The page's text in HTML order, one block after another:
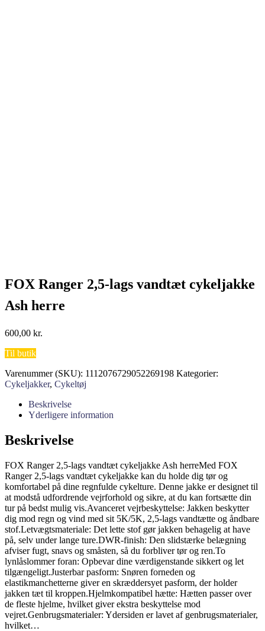
FOX Ranger 2,5-lags vandtæt cykeljakke
Ash herre
600,00 kr.
Til butik
Varenummer (SKU): 1112076729052269198 Kategorier:
Cykeljakker, Cykeltøj
Beskrivelse
Yderligere information
Beskrivelse
FOX Ranger 2,5-lags vandtæt cykeljakke Ash herreMed FOX
Ranger 2,5-lags vandtæt cykeljakke kan du holde dig tør og
komfortabel på dine regnfulde cykelture. Denne jakke er designet til
at modstå udfordrende vejrforhold og sikre, at du kan fortsætte din
tur på bedst mulig vis.Avanceret vejrbeskyttelse: Jakken beskytter
dig mod regn og vind med sit 5K/5K, 2,5-lags vandtætte og åndbare
stof.Letvægtsmateriale: Det lette stof gør jakken behagelig at have
på, selv under lange ture.DWR-finish: Den slidstærke belægning
afviser fugt, snavs og småsten, så du forbliver tør og ren.To
lynlåslommer foran: Opbevar dine værdigenstande sikkert og let
tilgængeligt.Justerbar pasform: Snøren forneden og
elastikmanchetterne giver en skræddersyet pasform, der holder
jakken tæt til kroppen.Hjelmkompatibel hætte: Hætten passer over
de fleste hjelme, hvilket giver ekstra beskyttelse mod
vejret.Genbrugsmaterialer: Ydersiden er lavet af genbrugsmaterialer,
hvilket…